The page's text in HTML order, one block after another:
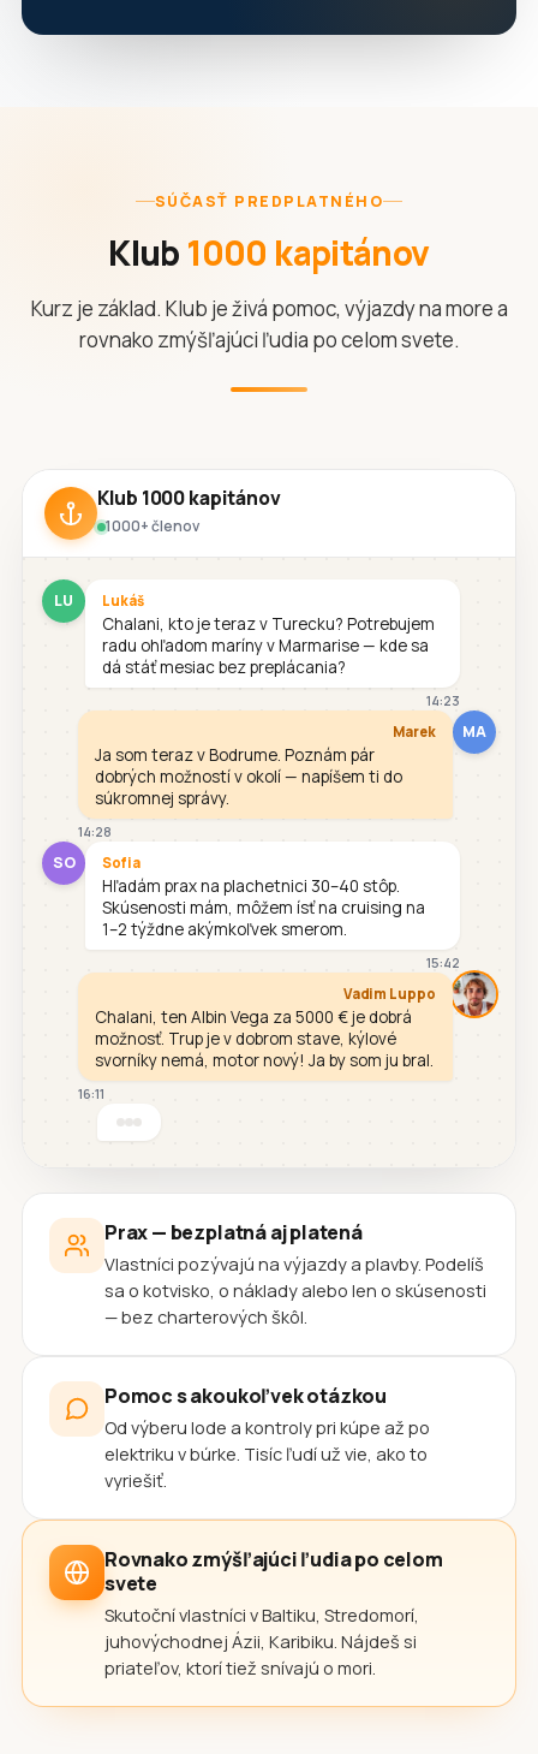
SÚČASŤ PREDPLATNÉHO
Klub 1000 kapitánov
Kurz je základ. Klub je živá pomoc, výjazdy na more a
rovnako zmýšľajúci ľudia po celom svete.
Klub 1000 kapitánov
1000+ členov
LU Lukáš
Chalani, kto je teraz v Turecku? Potrebujem
radu ohľadom maríny v Marmarise — kde sa
dá stáť mesiac bez preplácania?
14:23
MA
Marek
Ja som teraz v Bodrume. Poznám pár
dobrých možností v okolí — napíšem ti do
súkromnej správy.
14:28
SO Sofia
Hľadám prax na plachetnici 30–40 stôp.
Skúsenosti mám, môžem ísť na cruising na
1–2 týždne akýmkoľvek smerom.
15:42
Vadim Luppo
Chalani, ten Albin Vega za 5000 € je dobrá
možnosť. Trup je v dobrom stave, kýlové
svorníky nemá, motor nový! Ja by som ju bral.
16:11
Prax — bezplatná aj platená
Vlastníci pozývajú na výjazdy a plavby. Podelíš
sa o kotvisko, o náklady alebo len o skúsenosti
— bez charterových škôl.
Pomoc s akoukoľvek otázkou
Od výberu lode a kontroly pri kúpe až po
elektriku v búrke. Tisíc ľudí už vie, ako to
vyriešiť.
Rovnako zmýšľajúci ľudia po celom
svete
Skutoční vlastníci v Baltiku, Stredomorí,
juhovýchodnej Ázii, Karibiku. Nájdeš si
priateľov, ktorí tiež snívajú o mori.